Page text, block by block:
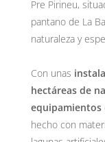
Pre Pirineu,
pantano de La
naturaleza y
Con unas
hectáreas de
equipamientos
hecho con